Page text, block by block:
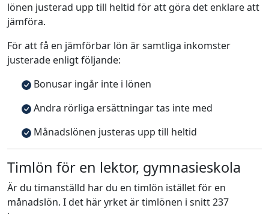
lönen justerad upp till heltid för att göra det enklare att
jämföra.
För att få en jämförbar lön är samtliga inkomster
justerade enligt följande:
Bonusar ingår inte i lönen
Andra rörliga ersättningar tas inte med
Månadslönen justeras upp till heltid
Timlön för en lektor, gymnasieskola
Är du timanställd har du en timlön istället för en
månadslön. I det här yrket är timlönen i snitt 237